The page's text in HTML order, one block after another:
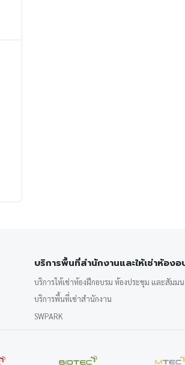
บริการพื้นที่สำนักงานและให้เช่าห้อง
บริการให้เช่าห้องฝึกอบรม ห้องประชุม และสัมม
บริการพื้นที่เช่าสำนักงาน
SWPARK